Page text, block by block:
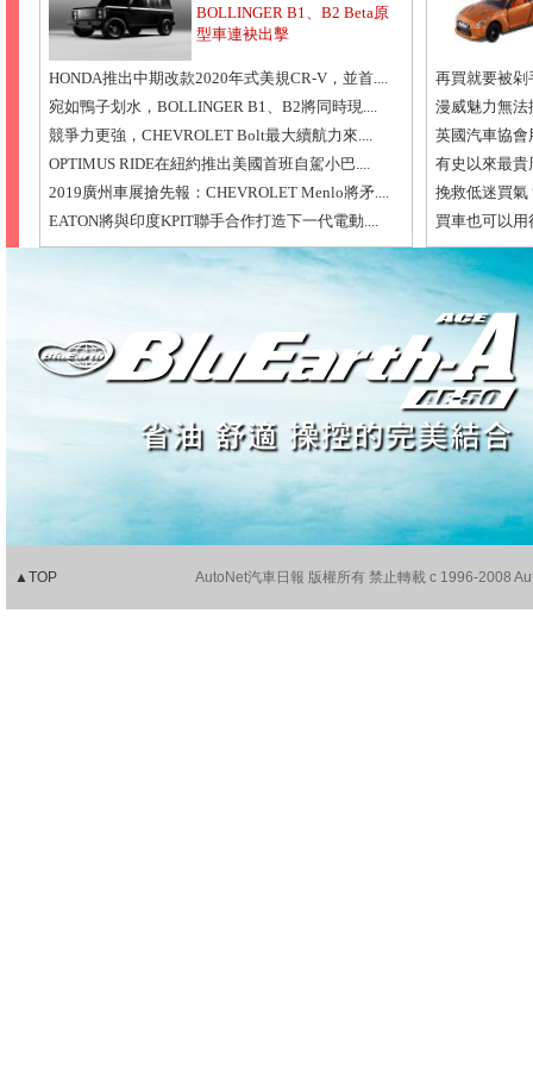
BOLLINGER B1、B2 Beta原
型車連袂出擊
HONDA推出中期改款2020年式美規CR-V，並首....
宛如鴨子划水，BOLLINGER B1、B2將同時現....
競爭力更強，CHEVROLET Bolt最大續航力來....
OPTIMUS RIDE在紐約推出美國首班自駕小巴....
2019廣州車展搶先報：CHEVROLET Menlo將矛....
EATON將與印度KPIT聯手合作打造下一代電動....
再買就要被剁
漫威魅力無法
英國汽車協會
有史以來最貴
挽救低迷買氣
買車也可以用
▲TOP AutoNet汽車日報 版權所有 禁止轉載 c 1996-2008